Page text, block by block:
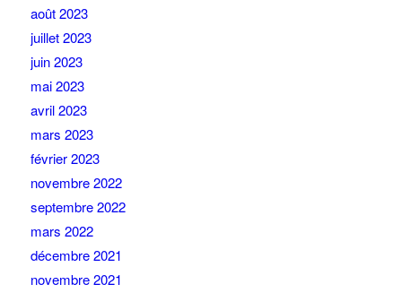
août 2023
juillet 2023
juin 2023
mai 2023
avril 2023
mars 2023
février 2023
novembre 2022
septembre 2022
mars 2022
décembre 2021
novembre 2021